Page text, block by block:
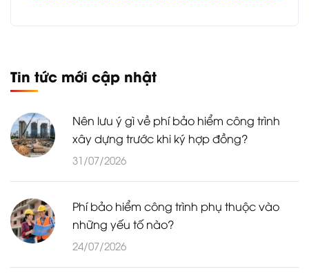
Tin tức mới cập nhật
Nên lưu ý gì về phí bảo hiểm công trình
xây dựng trước khi ký hợp đồng?
31/07/2026
Phí bảo hiểm công trình phụ thuộc vào
những yếu tố nào?
24/07/2026